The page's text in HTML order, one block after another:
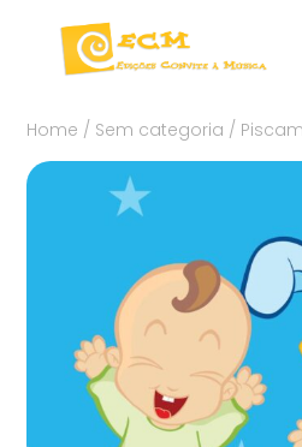
Home / Sem categoria /